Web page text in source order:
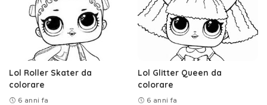
Lol Roller Skater da
colorare
6 anni fa
Lol Glitter Queen da
colorare
6 anni fa